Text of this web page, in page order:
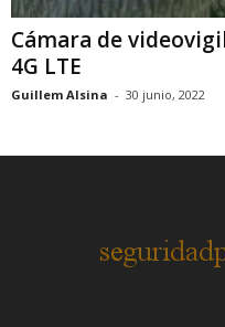
Cámara de
4G LTE
Guillem Alsina - 30 junio, 2022